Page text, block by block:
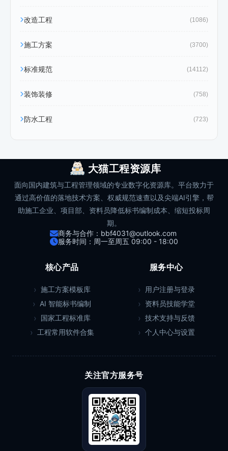
改造工程 (1086)
施工方案 (3700)
标准规范 (14112)
装饰装修 (758)
防水工程 (723)
大猫工程资源库
面向国内建筑与工程管理领域的专业数字化资源库。平台致力于
通过高价值的落地技术方案、权威规范速查以及尖端AI引擎，帮
助施工企业、项目部、资料员降低标书编制成本、缩短投标周
期。
商务与合作：bbf4031@outlook.com
服务时间：周一至周五 09:00 - 18:00
核心产品
施工方案模板库
AI 智能标书编制
国家工程标准库
工程常用软件合集
服务中心
用户注册与登录
资料员技能学堂
技术支持与反馈
个人中心与设置
关注官方服务号